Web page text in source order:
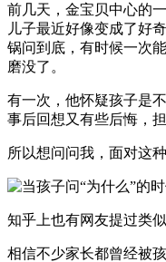
前几天，金宝贝中心的
儿子最近好像变成了好
锅问到底，有时候一次
磨没了。
有一次，他怀疑孩子是
事后回想又有些后悔，
所以想问问我，面对这
知乎上也有网友提过类似
相信不少家长都曾经被